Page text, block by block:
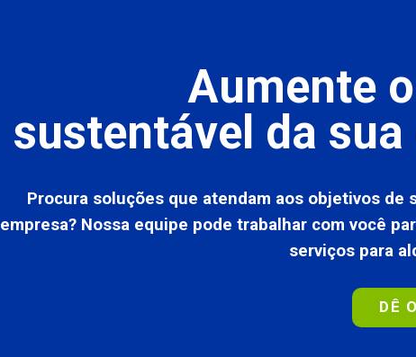
Aumente
sustentável da sua
Procura soluções que atendam aos objetivos de
empresa? Nossa equipe pode trabalhar com você
serviços para
DÊ